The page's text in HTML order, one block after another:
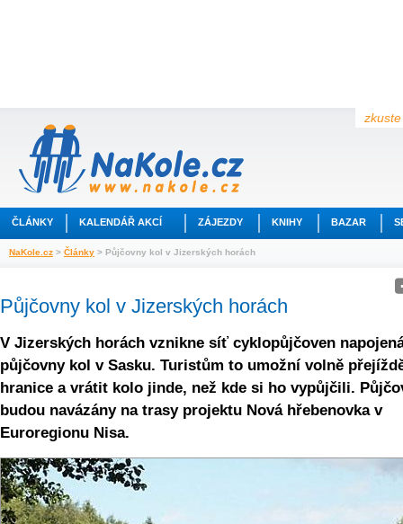
ČLÁNKY KALENDÁŘ AKCÍ ZÁJEZDY KNIHY BAZAR
NaKole.cz > Články > Půjčovny kol v Jizerských horách
Půjčovny kol v Jizerských horách
V Jizerských horách vznikne síť cyklopůjčoven
půjčovny kol v Sasku. Turistům to umožní volně
hranice a vrátit kolo jinde, než kde si ho vypůjčili.
budou navázány na trasy projektu Nová hřebenovka v
Euroregionu Nisa.